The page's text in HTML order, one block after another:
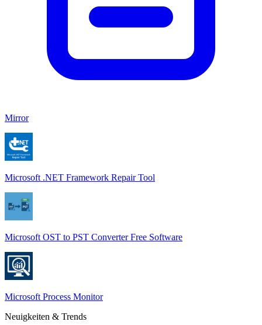
Mirror
Microsoft .NET Framework Repair Tool
Microsoft OST to PST Converter Free Software
Microsoft Process Monitor
Neuigkeiten & Trends